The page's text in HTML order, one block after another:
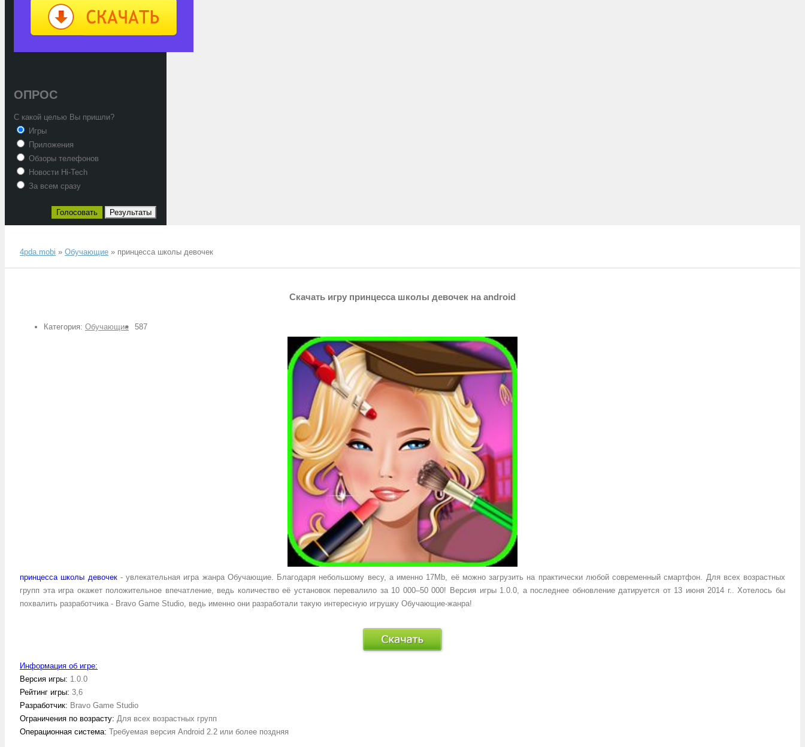
ОПРОС
С какой целью Вы пришли?
Игры
Приложения
Обзоры телефонов
Новости Hi-Tech
За всем сразу
Голосовать Результаты
4pda.mobi » Обучающие » принцесса школы девочек
Скачать игру принцесса школы девочек на android
Категория: Обучающие 587
принцесса школы девочек- увлекательная игра жанра Обучающие. Благодаря небольшому весу, а именно 17Mb, её можно загрузить на практически любой современный смартфон. Для всех возрастных
групп эта игра окажет положительное впечатление, ведь количество её установок перевалило за 10 000–50 000! Версия игры 1.0.0, а последнее обновление датируется от 13 июня 2014 г.. Хотелось бы
похвалить разработчика - Bravo Game Studio, ведь именно они разработали такую интересную игрушку Обучающие-жанра!
Информация об игре:
Версия игры: 1.0.0
Рейтинг игры: 3,6
Разработчик: Bravo Game Studio
Ограничения по возрасту: Для всех возрастных групп
Операционная система: Требуемая версия Android 2.2 или более поздняя